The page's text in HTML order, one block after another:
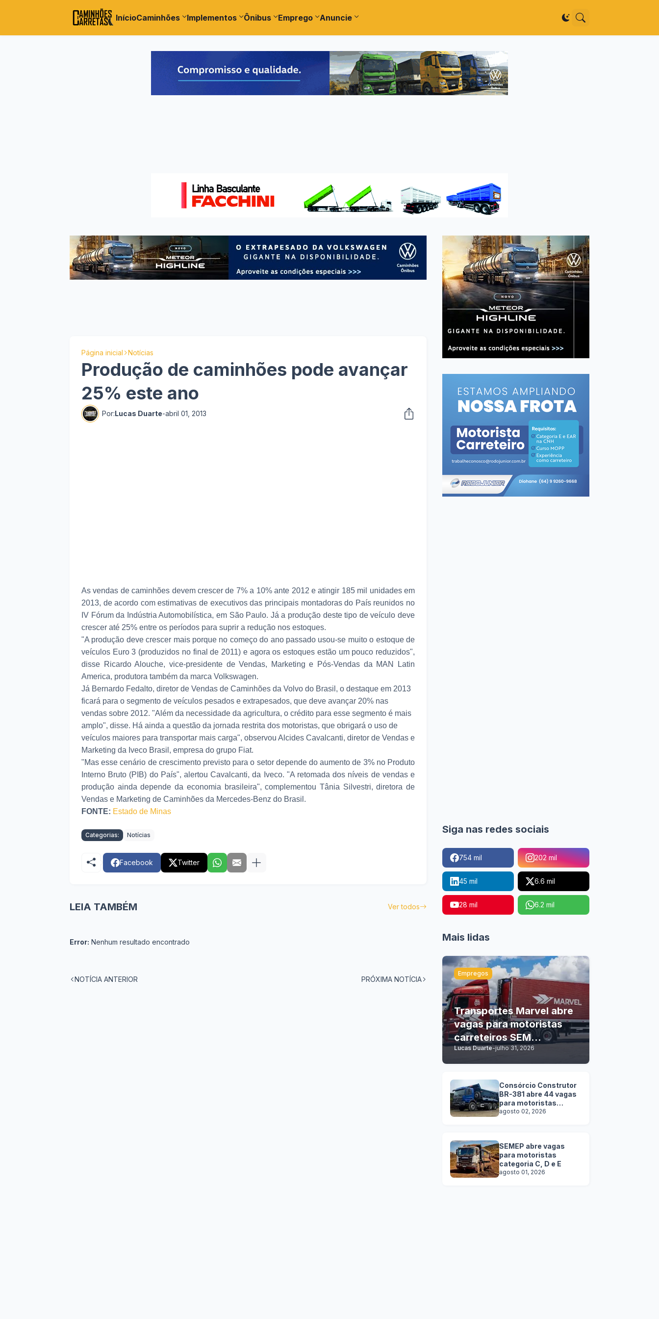
InícioCaminhões Implementos Ônibus Emprego Anuncie
Página inicial Notícias
Produção de caminhões pode avançar
25% este ano
Por:Lucas Duarte-abril 01, 2013
As vendas de caminhões devem crescer de 7% a 10% ante 2012 e atingir 185 mil unidades em
2013, de acordo com estimativas de executivos das principais montadoras do País reunidos no
IV Fórum da Indústria Automobilística, em São Paulo. Já a produção deste tipo de veículo deve
crescer até 25% entre os períodos para suprir a redução nos estoques.
"A produção deve crescer mais porque no começo do ano passado usou-se muito o estoque de
veículos Euro 3 (produzidos no final de 2011) e agora os estoques estão um pouco reduzidos",
disse Ricardo Alouche, vice-presidente de Vendas, Marketing e Pós-Vendas da MAN Latin
America, produtora também da marca Volkswagen.
Já Bernardo Fedalto, diretor de Vendas de Caminhões da Volvo do Brasil, o destaque em 2013
ficará para o segmento de veículos pesados e extrapesados, que deve avançar 20% nas
vendas sobre 2012. "Além da necessidade da agricultura, o crédito para esse segmento é mais
amplo", disse. Há ainda a questão da jornada restrita dos motoristas, que obrigará o uso de
veículos maiores para transportar mais carga", observou Alcides Cavalcanti, diretor de Vendas e
Marketing da Iveco Brasil, empresa do grupo Fiat.
"Mas esse cenário de crescimento previsto para o setor depende do aumento de 3% no Produto
Interno Bruto (PIB) do País", alertou Cavalcanti, da Iveco. "A retomada dos níveis de vendas e
produção ainda depende da economia brasileira", complementou Tânia Silvestri, diretora de
Vendas e Marketing de Caminhões da Mercedes-Benz do Brasil.
FONTE: Estado de Minas
Categorias: Notícias
Facebook Twitter
LEIA TAMBÉM Ver todos
Error: Nenhum resultado encontrado
NOTÍCIA ANTERIOR PRÓXIMA NOTÍCIA
Siga nas redes sociais
754 mil 202 mil
45 mil 6.6 mil
28 mil 6.2 mil
Mais lidas
Empregos
Transportes Marvel abre
vagas para motoristas
carreteiros SEM
EXPERIÊNCIA
Lucas Duarte-julho 31, 2026
Consórcio Construtor
BR-381 abre 44 vagas
para motoristas
categoria C, D e E
agosto 02, 2026
SEMEP abre vagas
para motoristas
categoria C, D e E
agosto 01, 2026